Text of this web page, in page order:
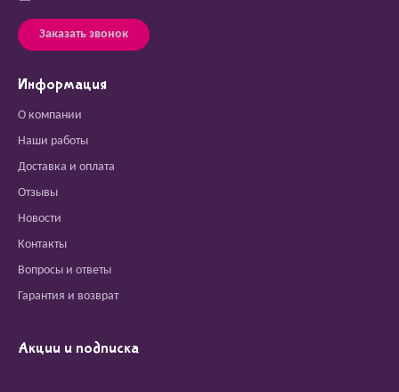
Заказать звонок
Информация
О компании
Наши работы
Доставка и оплата
Отзывы
Новости
Контакты
Вопросы и ответы
Гарантия и возврат
Акции и подписка